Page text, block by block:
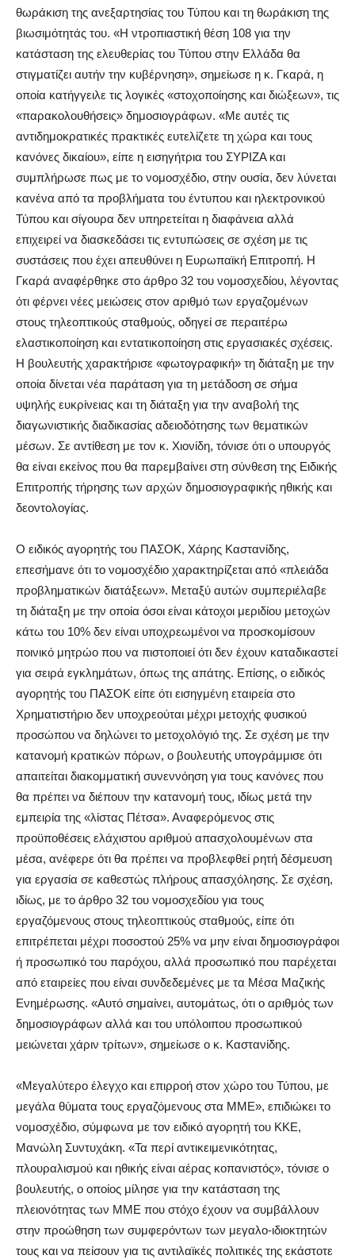
θωράκιση της ανεξαρτησίας του Τύπου και τη θωράκιση της
βιωσιμότητάς του. «Η ντροπιαστική θέση 108 για την
κατάσταση της ελευθερίας του Τύπου στην Ελλάδα θα
στιγματίζει αυτήν την κυβέρνηση», σημείωσε η κ. Γκαρά, η
οποία κατήγγειλε τις λογικές «στοχοποίησης και διώξεων», τις
«παρακολουθήσεις» δημοσιογράφων. «Με αυτές τις
αντιδημοκρατικές πρακτικές ευτελίζετε τη χώρα και τους
κανόνες δικαίου», είπε η εισηγήτρια του ΣΥΡΙΖΑ και
συμπλήρωσε πως με το νομοσχέδιο, στην ουσία, δεν λύνεται
κανένα από τα προβλήματα του έντυπου και ηλεκτρονικού
Τύπου και σίγουρα δεν υπηρετείται η διαφάνεια αλλά
επιχειρεί να διασκεδάσει τις εντυπώσεις σε σχέση με τις
συστάσεις που έχει απευθύνει η Ευρωπαϊκή Επιτροπή. Η
Γκαρά αναφέρθηκε στο άρθρο 32 του νομοσχεδίου, λέγοντας
ότι φέρνει νέες μειώσεις στον αριθμό των εργαζομένων
στους τηλεοπτικούς σταθμούς, οδηγεί σε περαιτέρω
ελαστικοποίηση και εντατικοποίηση στις εργασιακές σχέσεις.
Η βουλευτής χαρακτήρισε «φωτογραφική» τη διάταξη με την
οποία δίνεται νέα παράταση για τη μετάδοση σε σήμα
υψηλής ευκρίνειας και τη διάταξη για την αναβολή της
διαγωνιστικής διαδικασίας αδειοδότησης των θεματικών
μέσων. Σε αντίθεση με τον κ. Χιονίδη, τόνισε ότι ο υπουργός
θα είναι εκείνος που θα παρεμβαίνει στη σύνθεση της Ειδικής
Επιτροπής τήρησης των αρχών δημοσιογραφικής ηθικής και
δεοντολογίας.
Ο ειδικός αγορητής του ΠΑΣΟΚ, Χάρης Καστανίδης,
επεσήμανε ότι το νομοσχέδιο χαρακτηρίζεται από «πλειάδα
προβληματικών διατάξεων». Μεταξύ αυτών συμπεριέλαβε
τη διάταξη με την οποία όσοι είναι κάτοχοι μεριδίου μετοχών
κάτω του 10% δεν είναι υποχρεωμένοι να προσκομίσουν
ποινικό μητρώο που να πιστοποιεί ότι δεν έχουν καταδικαστεί
για σειρά εγκλημάτων, όπως της απάτης. Επίσης, ο ειδικός
αγορητής του ΠΑΣΟΚ είπε ότι εισηγμένη εταιρεία στο
Χρηματιστήριο δεν υποχρεούται μέχρι μετοχής φυσικού
προσώπου να δηλώνει το μετοχολόγιό της. Σε σχέση με την
κατανομή κρατικών πόρων, ο βουλευτής υπογράμμισε ότι
απαιτείται διακομματική συνεννόηση για τους κανόνες που
θα πρέπει να διέπουν την κατανομή τους, ιδίως μετά την
εμπειρία της «λίστας Πέτσα». Αναφερόμενος στις
προϋποθέσεις ελάχιστου αριθμού απασχολουμένων στα
μέσα, ανέφερε ότι θα πρέπει να προβλεφθεί ρητή δέσμευση
για εργασία σε καθεστώς πλήρους απασχόλησης. Σε σχέση,
ιδίως, με το άρθρο 32 του νομοσχεδίου για τους
εργαζόμενους στους τηλεοπτικούς σταθμούς, είπε ότι
επιτρέπεται μέχρι ποσοστού 25% να μην είναι δημοσιογράφοι
ή προσωπικό του παρόχου, αλλά προσωπικό που παρέχεται
από εταιρείες που είναι συνδεδεμένες με τα Μέσα Μαζικής
Ενημέρωσης. «Αυτό σημαίνει, αυτομάτως, ότι ο αριθμός των
δημοσιογράφων αλλά και του υπόλοιπου προσωπικού
μειώνεται χάριν τρίτων», σημείωσε ο κ. Καστανίδης.
«Μεγαλύτερο έλεγχο και επιρροή στον χώρο του Τύπου, με
μεγάλα θύματα τους εργαζόμενους στα ΜΜΕ», επιδιώκει το
νομοσχέδιο, σύμφωνα με τον ειδικό αγορητή του ΚΚΕ,
Μανώλη Συντυχάκη. «Τα περί αντικειμενικότητας,
πλουραλισμού και ηθικής είναι αέρας κοπανιστός», τόνισε ο
βουλευτής, ο οποίος μίλησε για την κατάσταση της
πλειονότητας των ΜΜΕ που στόχο έχουν να συμβάλλουν
στην προώθηση των συμφερόντων των μεγαλο-ιδιοκτητών
τους και να πείσουν για τις αντιλαϊκές πολιτικές της εκάστοτε